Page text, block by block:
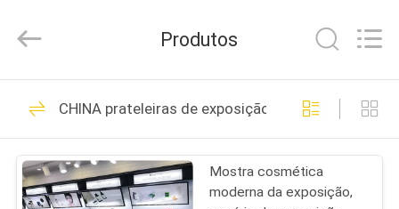
CASA
PRODUTOS
Display
Shelves
Rights
Shelving da
exposição da loja
41
Produtos
CHINA prateleiras de exposição cosméticas
Mostra cosmética
moderna da exposição,